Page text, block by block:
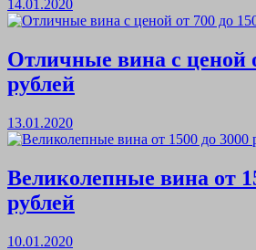
14.01.2020
Отличные вина с ценой
рублей
13.01.2020
Великолепные вина от
рублей
10.01.2020